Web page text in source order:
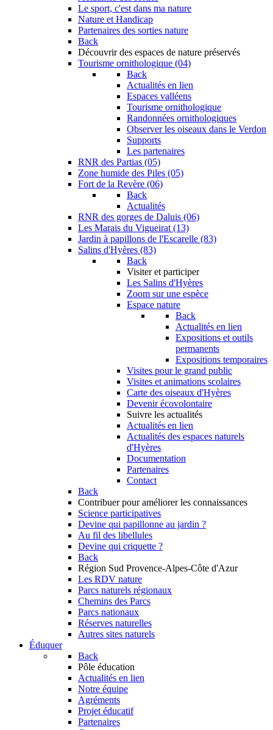
Le sport, c'est dans ma nature
Nature et Handicap
Partenaires des sorties nature
Back
Découvrir des espaces de nature préservés
Tourisme ornithologique (04)
Back
Actualités en lien
Espaces valléens
Tourisme ornithologique
Randonnées ornithologiques
Observer les oiseaux dans le Verdon
Supports
Les partenaires
RNR des Partias (05)
Zone humide des Piles (05)
Fort de la Revère (06)
Back
Actualités
RNR des gorges de Daluis (06)
Les Marais du Vigueirat (13)
Jardin à papillons de l'Escarelle (83)
Salins d'Hyères (83)
Back
Visiter et participer
Les Salins d'Hyères
Zoom sur une espèce
Espace nature
Back
Actualités en lien
Expositions et outils
permanents
Expositions temporaires
Visites pour le grand public
Visites et animations scolaires
Carte des oiseaux d'Hyères
Devenir écovolontaire
Suivre les actualités
Actualités en lien
Actualités des espaces naturels
d'Hyères
Documentation
Partenaires
Contact
Back
Contribuer pour améliorer les connaissances
Science participatives
Devine qui papillonne au jardin ?
Au fil des libellules
Devine qui criquette ?
Back
Région Sud Provence-Alpes-Côte d'Azur
Les RDV nature
Parcs naturels régionaux
Chemins des Parcs
Parcs nationaux
Réserves naturelles
Autres sites naturels
Éduquer
Back
Pôle éducation
Actualités en lien
Notre équipe
Agréments
Projet éducatif
Partenaires